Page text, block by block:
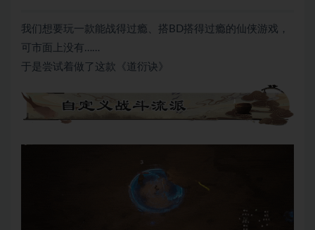
我们想要玩一款能战得过瘾、搭BD搭得过瘾的仙侠游戏，
可市面上没有……
于是尝试着做了这款《道衍诀》